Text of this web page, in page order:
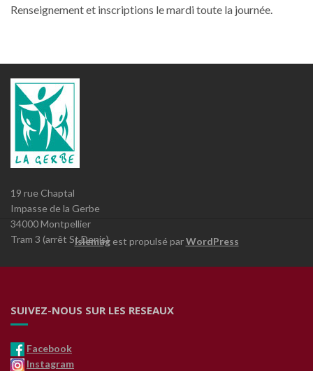
Renseignement et inscriptions le mardi toute la journée.
19 rue Chaptal
Impasse de la Gerbe
34000 Montpellier
Tram 3 (arrêt St Denis)
SUIVEZ-NOUS SUR LES RESEAUX
Facebook
Instagram
Islemagest propulsé parWordPress